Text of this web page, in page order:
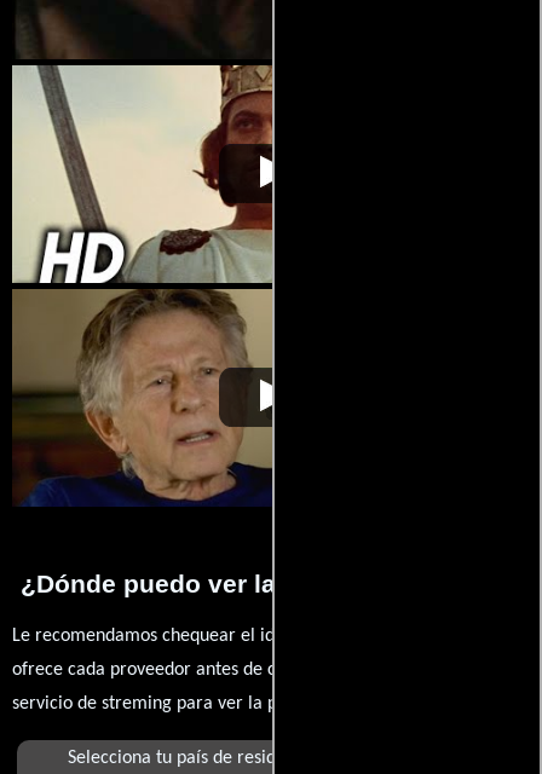
Macbeth Video de la película Macbeth
Macbeth Video de la película Macbeth
¿Dónde puedo ver la películas Macbeth?
Le recomendamos chequear el idioma, doblaje o subtítulos que
ofrece cada proveedor antes de comprar, alquilar o contratar un
servicio de streming para ver la películas.
Selecciona tu país de residencia